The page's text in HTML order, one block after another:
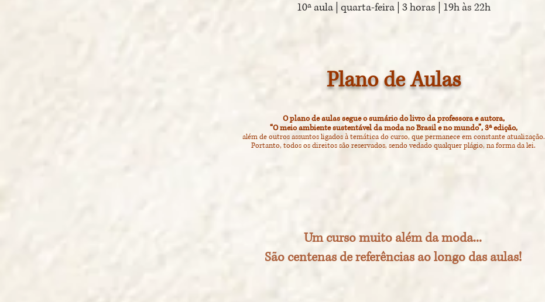
10ª aula | quarta-feira | 3 horas | 19h às 22h
Plano de Aulas
O plano de aulas segue o sumário do livro da professora e autora,
“O meio ambiente sustentável da moda no Brasil e no mundo”, 3ª edição,
além de outros assuntos ligados à temática do curso, que permanece em constante atualização.
Portanto, todos os direitos são reservados, sendo vedado qualquer plágio, na forma da lei.
Umcurso muito além da moda...
São centenas de referências ao longo das aulas!